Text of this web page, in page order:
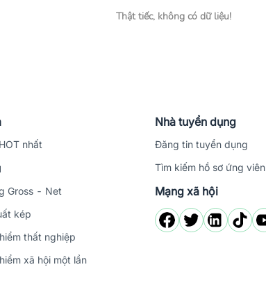
Thật tiếc, không có dữ liệu!
nhất
Gross - Net
kép
thất nghiệp
xã hội một lần
Nhà tuyển dụng
Đăng tin tuyển dụng
Tìm kiếm hồ sơ ứng viên
Mạng xã hội